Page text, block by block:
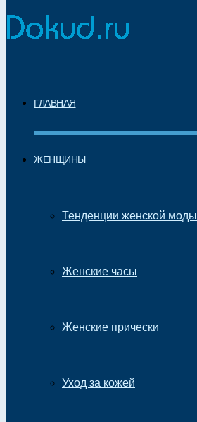
ГЛАВНАЯ
ЖЕНЩИНЫ
Тенденции женской моды
Женские часы
Женские прически
Уход за кожей